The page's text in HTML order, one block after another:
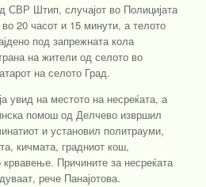
СВР Штип, случајот во Полицијата
20 часот и 15 минути, а телото
под запрежната кола
на жители од селото во
на селото Град.
увид на местото на несреќата, а
помош од Делчево извршил
и установил политрауми,
кичмата, градниот кош,
Причините за несреќата
рече Панајотова.